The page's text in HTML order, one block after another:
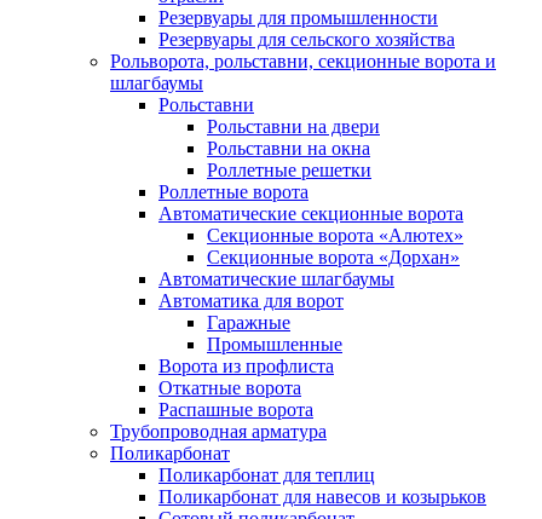
Резервуары для промышленности
Резервуары для сельского хозяйства
Рольворота, рольставни, секционные ворота и
шлагбаумы
Рольставни
Рольставни на двери
Рольставни на окна
Роллетные решетки
Роллетные ворота
Автоматические секционные ворота
Секционные ворота «Алютех»
Секционные ворота «Дорхан»
Автоматические шлагбаумы
Автоматика для ворот
Гаражные
Промышленные
Ворота из профлиста
Откатные ворота
Распашные ворота
Трубопроводная арматура
Поликарбонат
Поликарбонат для теплиц
Поликарбонат для навесов и козырьков